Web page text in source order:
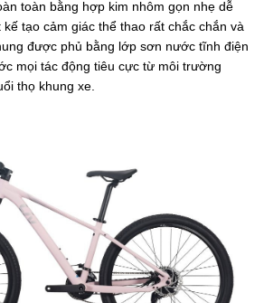
toàn bằng hợp kim nhôm gọn nhẹ dễ
tạo cảm giác thể thao rất chắc chắn và
được phủ bằng lớp sơn nước tĩnh điện
mọi tác động tiêu cực từ môi trường
thọ khung xe.